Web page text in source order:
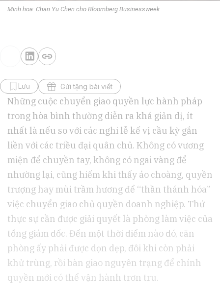
Minh hoạ: Chan Yu Chen cho Bloomberg Businessweek
Lưu Gửi tặng bài viết
Những cuộc chuyển giao quyền lực hành pháp
trong hòa bình thường diễn ra khá giản dị, ít
nhất là nếu so với các nghi lễ kế vị cầu kỳ gắn
liền với các triều đại quân chủ. Không có vương
miện để chuyền tay, không có ngai vàng để
nhường lại, cũng hiếm khi thấy áo choàng, quyền
trượng hay mùi trầm hương để “thần thánh hóa”
việc chuyển giao chủ quyền doanh nghiệp. Thứ
thực sự cần được giải quyết là phòng làm việc của
tổng giám đốc. Đến một thời điểm nào đó, căn
phòng ấy phải được dọn dẹp, đôi khi còn phải
khử trùng, rồi bàn giao nguyên trạng để chính
quyền mới có thể vận hành trơn tru.